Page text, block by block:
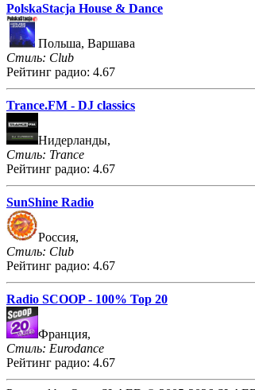
PolskaStacja House & Dance
Польша, Варшава
Стиль: Club
Рейтинг радио: 4.67
Trance.FM - DJ classics
Нидерланды,
Стиль: Trance
Рейтинг радио: 4.67
SunShine Radio
Россия,
Стиль: Club
Рейтинг радио: 4.67
Radio SCOOP - 100% Top 20
Франция,
Стиль: Eurodance
Рейтинг радио: 4.67